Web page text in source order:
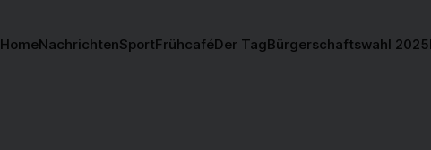
HomeNachrichtenSportFrühcaféDer TagBürgerschaftswahl 2025